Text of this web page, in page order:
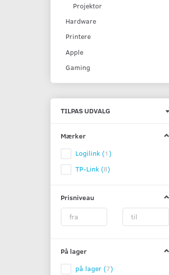
Projektor
Hardware
Printere
Apple
Gaming
TILPAS UDVALG
Mærker
Logilink (1)
TP-Link (8)
Prisniveau
På lager
på lager (7)